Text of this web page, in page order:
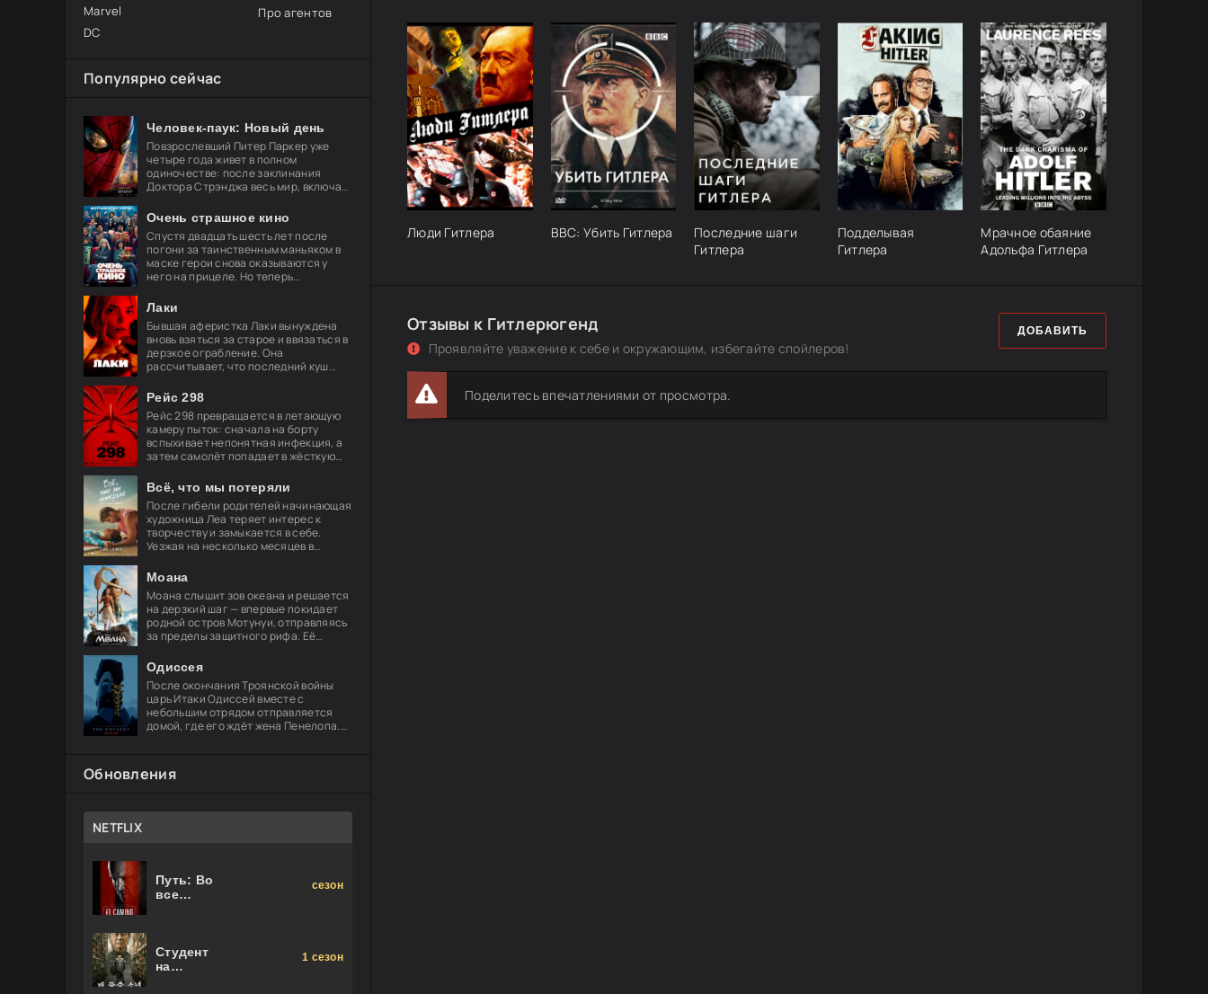
Marvel
DC
Про агентов
Популярно сейчас
Человек-паук: Новый день
Повзрослевший Питер Паркер уже
четыре года живет в полном
одиночестве: после заклинания
Доктора Стрэнджа весь мир, включая
Он целиком посвящает себя защите
Очень страшное кино
Спустя двадцать шесть лет после
погони за таинственным маньяком в
маске герои снова оказываются у
него на прицеле. Но теперь
работают, и вырваться из нового
кошмара
Лаки
Бывшая аферистка Лаки вынуждена
вновь взяться за старое и ввязаться в
дерзкое ограбление. Она
рассчитывает, что последний куш
навсегда порвать с преступным
миром, но план
Рейс 298
Рейс 298 превращается в летающую
камеру пыток: сначала на борту
вспыхивает непонятная инфекция, а
затем самолёт попадает в жёсткую
странные огни — и это только
Всё, что мы потеряли
После гибели родителей начинающая
художница Леа теряет интерес к
творчеству и замыкается в себе.
Уезжая на несколько месяцев в
друга Акселя позаботиться о
девушке.
Моана
Моана слышит зов океана и решается
на дерзкий шаг — впервые покидает
родной остров Мотунуи, отправляясь
за пределы защитного рифа. Её
Мауи, чья слава гремит по всем
Одиссея
После окончания Троянской войны
царь Итаки Одиссей вместе с
небольшим отрядом отправляется
домой, где его ждёт жена Пенелопа.
Обновления
NETFLIX
Путь: Во
все
сезон
Студент
на
1 сезон
Люди Гитлера BBC: Убить Гитлера
Последние шаги
Гитлера
Подделывая
Гитлера
Мрачное обаяние
Адольфа Гитлера
Отзывы к Гитлерюгенд
Проявляйте уважение к себе и окружающим, избегайте спойлеров!
ДОБАВИТЬ
Поделитесь впечатлениями от просмотра.